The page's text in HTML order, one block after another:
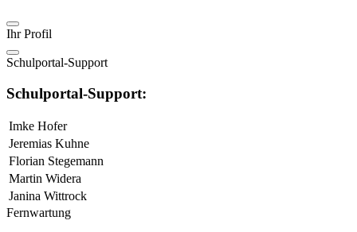
Ihr Profil
Schulportal-Support
Schulportal-Support:
Imke Hofer
Jeremias Kuhne
Florian Stegemann
Martin Widera
Janina Wittrock
Fernwartung